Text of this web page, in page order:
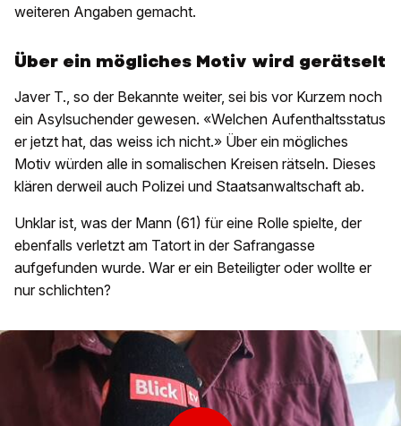
weiteren Angaben gemacht.
Über ein mögliches Motiv wird gerätselt
Javer T., so der Bekannte weiter, sei bis vor Kurzem noch
ein Asylsuchender gewesen. «Welchen Aufenthaltsstatus
er jetzt hat, das weiss ich nicht.» Über ein mögliches
Motiv würden alle in somalischen Kreisen rätseln. Dieses
klären derweil auch Polizei und Staatsanwaltschaft ab.
Unklar ist, was der Mann (61) für eine Rolle spielte, der
ebenfalls verletzt am Tatort in der Safrangasse
aufgefunden wurde. War er ein Beteiligter oder wollte er
nur schlichten?